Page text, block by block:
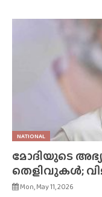
NATIONAL
മോദിയുടെ
തെളിവുകൾ;
Mon, May 11, 2026